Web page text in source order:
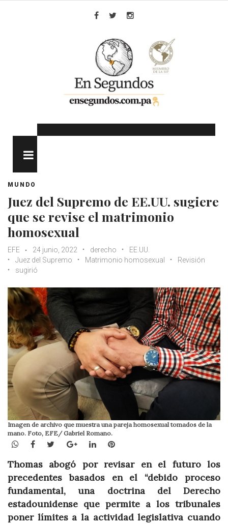
MUNDO
Juez del Supremo de EE.UU. sugiere
que se revise el matrimonio
homosexual
EFE 24 junio, 2022 derecho
EE.UU.
Juez del Supremo
Matrimonio homosexual
Revisión
sugirió
Imagen de archivo que muestra una pareja homosexual tomados de la
mano. Foto, EFE/ Gabriel Romano.
WhatsApp
Facebook
TwitterGoogle+LinkedInPinterest
Thomas abogó por revisar en el futuro los
precedentes basados en el “debido proceso
fundamental, una doctrina del Derecho
estadounidense que permite a los tribunales
poner límites a la actividad legislativa cuando